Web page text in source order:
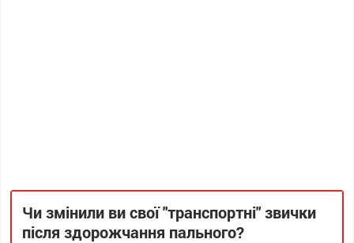
Чи змінили ви свої "транспортні" звички
після здорожчання пального?